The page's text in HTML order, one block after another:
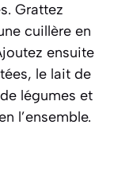
Grattez
cuillère en
ensuite
le lait de
légumes et
l’ensemble.